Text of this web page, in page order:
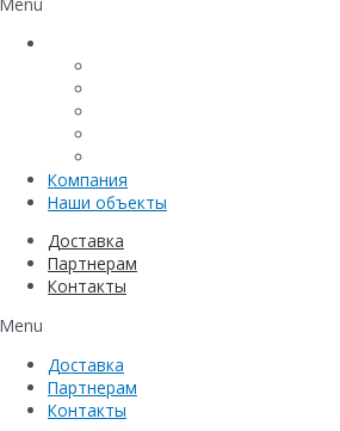
Компания
Наши объекты
Доставка
Партнерам
Контакты
Menu
Доставка
Партнерам
Контакты